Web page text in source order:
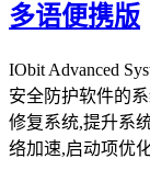
多语便携版
IObit Advanced
安全防护软件的
修复系统,提升系
络加速,启动项优